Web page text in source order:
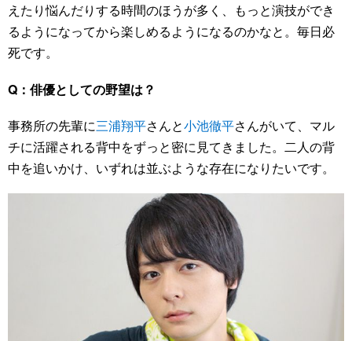
えたり悩んだりする時間のほうが多く、もっと演技ができ
るようになってから楽しめるようになるのかなと。毎日必
死です。
Q：俳優としての野望は？
事務所の先輩に三浦翔平さんと小池徹平さんがいて、マル
チに活躍される背中をずっと密に見てきました。二人の背
中を追いかけ、いずれは並ぶような存在になりたいです。